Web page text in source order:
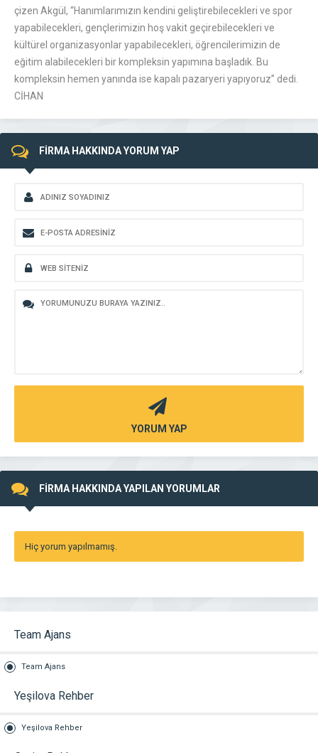
çizen Akgül, “Hanımlarımızın kendini geliştirebilecekleri ve spor
yapabilecekleri, gençlerimizin hoş vakit geçirebilecekleri ve
kültürel organizasyonlar yapabilecekleri, öğrencilerimizin de
eğitim alabilecekleri bir kompleksin yapımına başladık. Bu
kompleksin hemen yanında ise kapalı pazaryeri yapıyoruz” dedi.
CİHAN
FİRMA HAKKINDA YORUM YAP
YORUM YAP
FİRMA HAKKINDA YAPILAN YORUMLAR
Hiç yorum yapılmamış.
Team Ajans
Team Ajans
Yeşilova Rehber
Yeşilova Rehber